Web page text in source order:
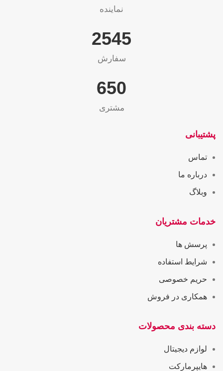
نماینده
2565
سفارش
655
مشتری
پشتیبانی
تماس
درباره ما
وبلاگ
خدمات مشتریان
پرسش ها
شرایط استفاده
حریم خصوصی
همکاری در فروش
دسته بندی محصولات
لوازم دیجیتال
هایپرمارکت